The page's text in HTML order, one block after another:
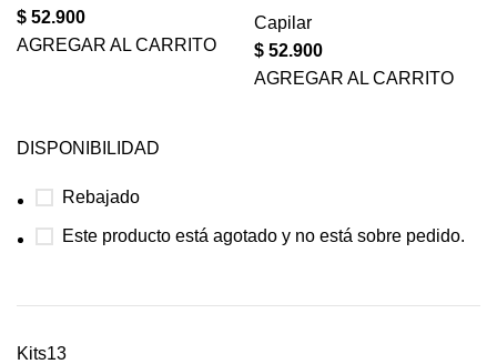
DISPONIBILIDAD
Rebajado
Este producto está agotado y no está sobre pedido.
Kits13
$ 52.900
AGREGAR AL CARRITO
Capilar
$ 52.900
AGREGAR AL CARRITO